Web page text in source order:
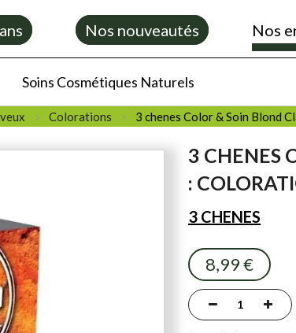
Nos nouveautés Nos
Soins Cosmétiques Naturels
Colorations 3 chenes Color & Soin Blond
3 CHENES
:
3 CHENES
8,99 €